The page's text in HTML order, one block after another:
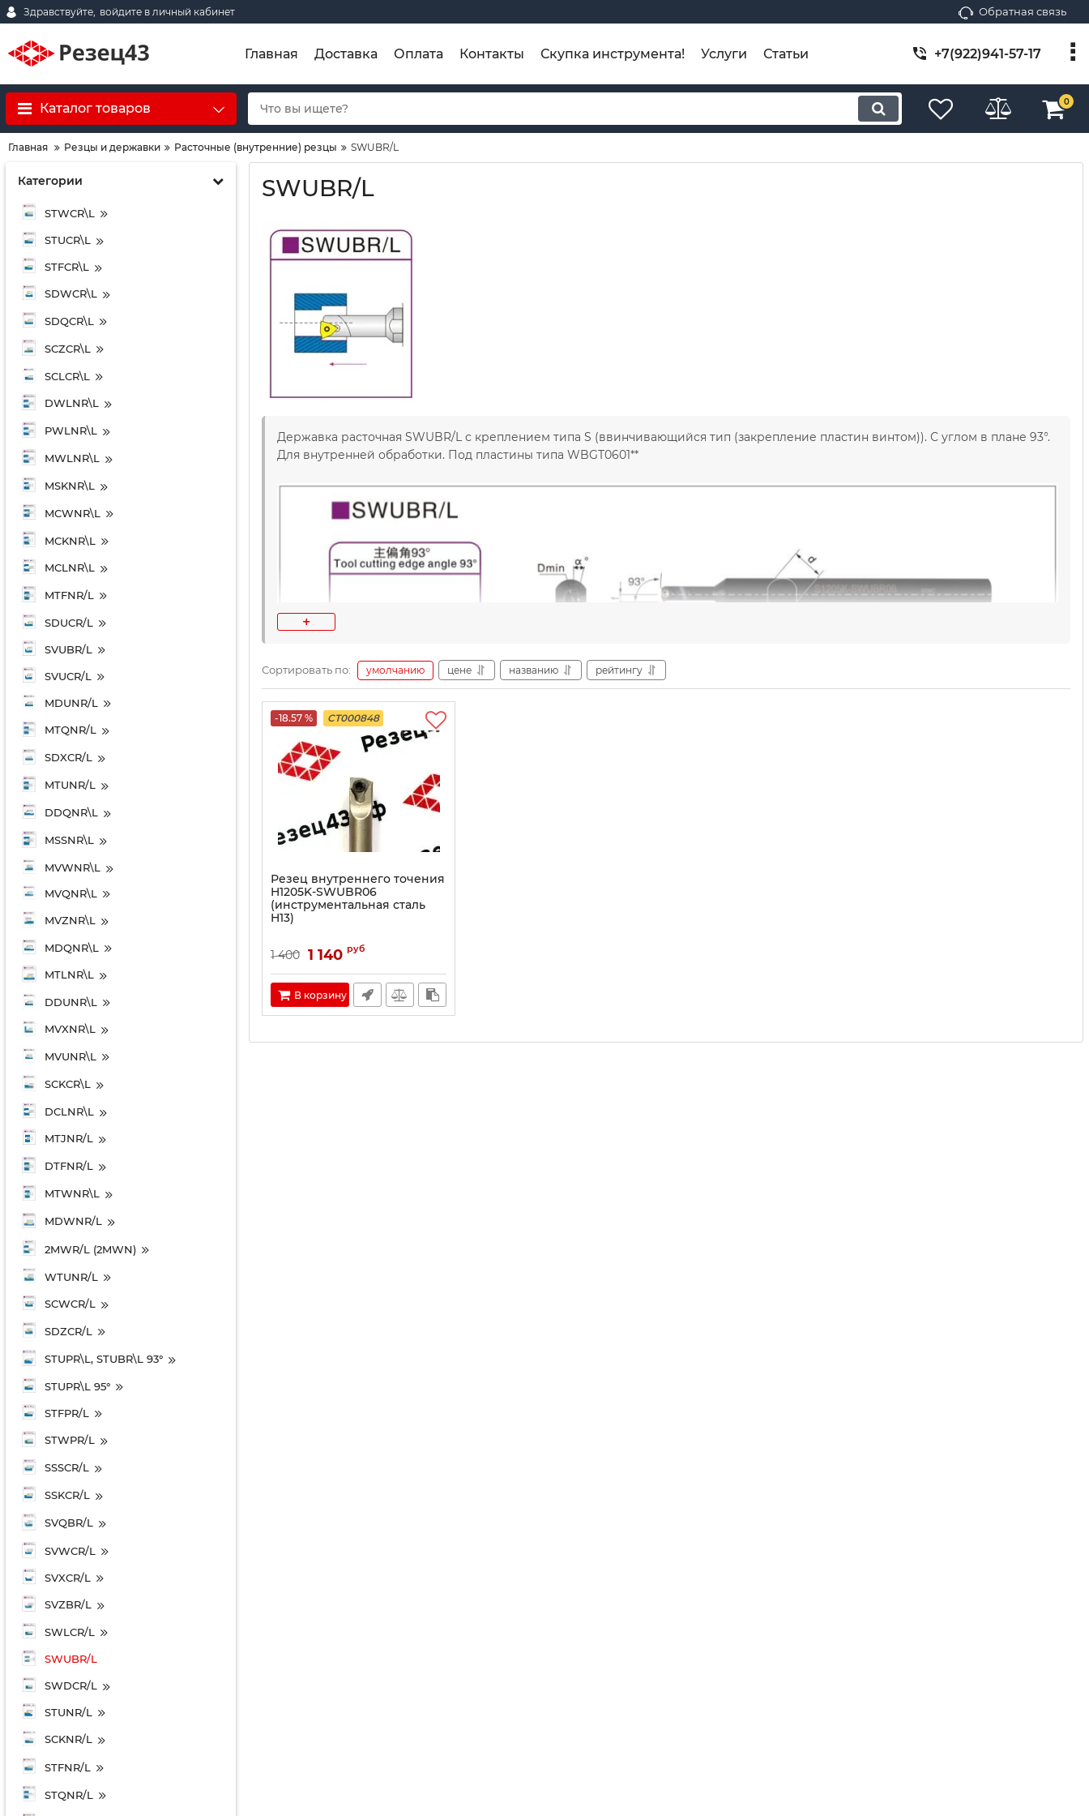
Здравствуйте, войдите в личный кабинет Обратная связь
Главная Доставка Оплата Контакты Скупка инструмента! Услуги Статьи +7(922)941-57-17
Каталог товаров 0
Главная Резцы и державки Расточные (внутренние) резцы SWUBR/L
Категории
STWCR\L
STUCR\L
STFCR\L
SDWCR\L
SDQCR\L
SCZCR\L
SCLCR\L
DWLNR\L
PWLNR\L
MWLNR\L
MSKNR\L
MCWNR\L
MCKNR\L
MCLNR\L
MTFNR/L
SDUCR/L
SVUBR/L
SVUCR/L
MDUNR/L
MTQNR/L
SDXCR/L
MTUNR/L
DDQNR\L
MSSNR\L
MVWNR\L
MVQNR\L
MVZNR\L
MDQNR\L
MTLNR\L
DDUNR\L
MVXNR\L
MVUNR\L
SCKCR\L
DCLNR\L
MTJNR/L
DTFNR/L
MTWNR\L
MDWNR/L
2MWR/L (2MWN)
WTUNR/L
SCWCR/L
SDZCR/L
STUPR\L, STUBR\L 93°
STUPR\L 95°
STFPR/L
STWPR/L
SSSCR/L
SSKCR/L
SVQBR/L
SVWCR/L
SVXCR/L
SVZBR/L
SWLCR/L
SWUBR/L
SWDCR/L
STUNR/L
SCKNR/L
STFNR/L
STQNR/L
SWUBR/L
Державка расточная SWUBR/L с креплением типа S (ввинчивающийся тип (закрепление пластин винтом)). С углом в плане 93°.
Для внутренней обработки. Под пластины типа WBGT0601**
+
Сортировать по: умолчанию цене названию рейтингу
-18.57 % CT000848
Резец внутреннего точения
H1205K-SWUBR06
(инструментальная сталь
H13)
1 400 1 140 руб
В корзину